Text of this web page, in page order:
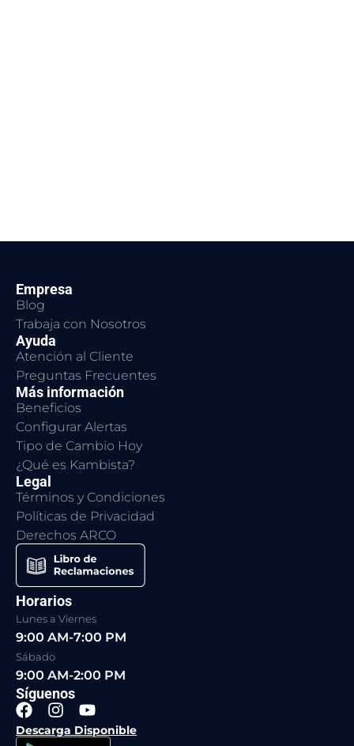
Empresa
Blog
Trabaja con Nosotros
Ayuda
Atención al Cliente
Preguntas Frecuentes
Más información
Beneficios
Configurar Alertas
Tipo de Cambio Hoy
¿Qué es Kambista?
Legal
Términos y Condiciones
Políticas de Privacidad
Derechos ARCO
Horarios
Lunes a Viernes
9:00 AM-7:00 PM
Sábado
9:00 AM-2:00 PM
Síguenos
F
a
I
n
Y
o
Descarga Disponible